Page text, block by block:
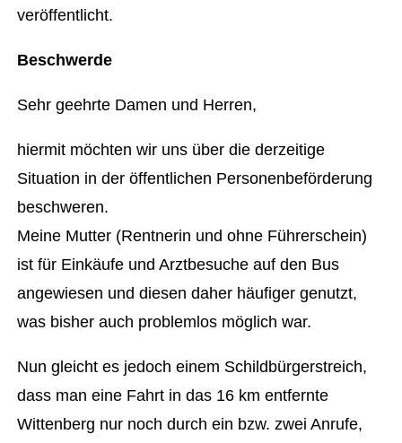
veröffentlicht.
Beschwerde
Sehr geehrte Damen und Herren,
hiermit möchten wir uns über die derzeitige
Situation in der öffentlichen Personenbeförderung
beschweren.
Meine Mutter (Rentnerin und ohne Führerschein)
ist für Einkäufe und Arztbesuche auf den Bus
angewiesen und diesen daher häufiger genutzt,
was bisher auch problemlos möglich war.
Nun gleicht es jedoch einem Schildbürgerstreich,
dass man eine Fahrt in das 16 km entfernte
Wittenberg nur noch durch ein bzw. zwei Anrufe,